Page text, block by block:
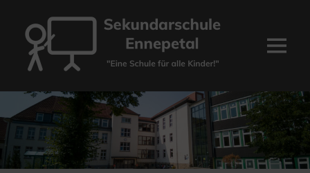
Inhalt
springen
Sekundarschule
Ennepetal
Menü